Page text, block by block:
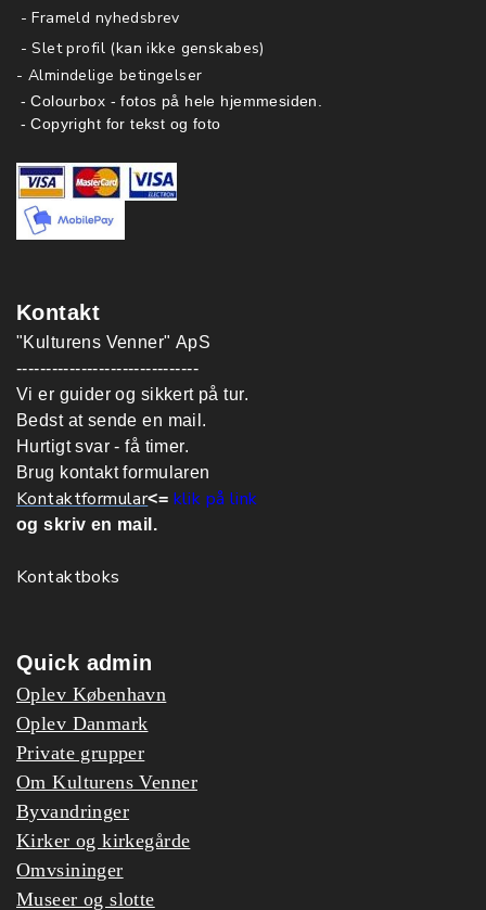
- Frameld nyhedsbrev
- Slet profil (kan ikke genskabes)
- Almindelige betingelser
- Colourbox - fotos på hele hjemmesiden.
- Copyright for tekst og foto
Kontakt
"Kulturens Venner" ApS
-------------------------------
Vi er guider og sikkert på tur.
Bedst at sende en mail.
Hurtigt svar - få timer.
Brug kontakt formularen
Kontaktformular<= klik på link
og skriv en mail.
Kontaktboks
Quick admin
Oplev København
Oplev Danmark
Private grupper
Om Kulturens Venner
Byvandringer
Kirker og kirkegårde
Omvsininger
Museer og slotte